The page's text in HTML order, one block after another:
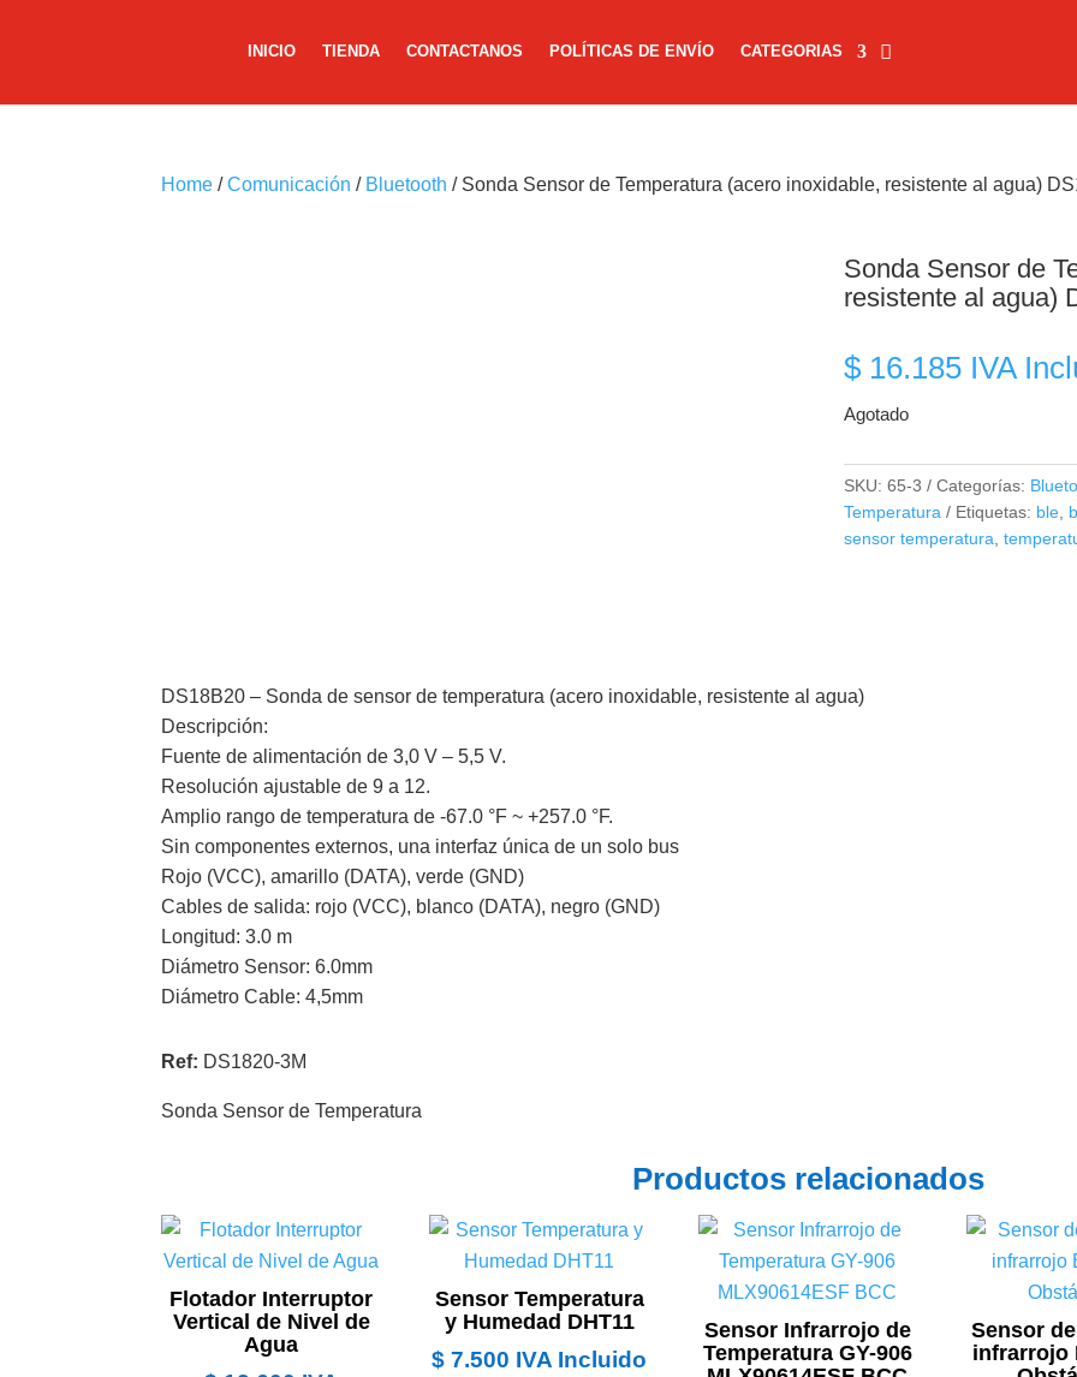
INICIO TIENDA CONTACTANOS POLÍTICAS DE ENVÍO CATEGORIAS
Home /Comunicación / Bluetooth / Sonda Sensor de Temperatura (acero inoxidable, resistente al agua)
Sonda Sensor de
resistente al agua)
$16.185 IVA
Agotado
SKU: 65-3 Categorías:
Temperatura
Etiquetas: ble,
sensor temperatura
DS18B20 – Sonda de sensor de temperatura (acero inoxidable, resistente al agua)
Descripción:
Fuente de alimentación de 3,0 V – 5,5 V.
Resolución ajustable de 9 a 12.
Amplio rango de temperatura de -67.0 °F ~ +257.0 °F.
Sin componentes externos, una interfaz única de un solo bus
Rojo (VCC), amarillo (DATA), verde (GND)
Cables de salida: rojo (VCC), blanco (DATA), negro (GND)
Longitud: 3.0 m
Diámetro Sensor: 6.0mm
Diámetro Cable: 4,5mm
Ref: DS1820-3M
Sonda Sensor de Temperatura
Productos relacionados
Flotador Interruptor
Vertical de Nivel de
Agua
Sensor Temperatura
y Humedad DHT11
$ 7.500 IVA Incluido
Sensor Infrarrojo de
Temperatura GY-906
Sensor
infrarrojo